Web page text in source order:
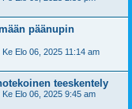
päänupin
Ke Elo 06, 2025 11:14 am
teeskentely
Ke Elo 06, 2025 9:45 am